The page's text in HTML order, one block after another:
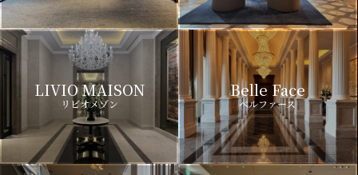
LIVIO MAISON
リビオメゾン
Belle Face
ベルファース